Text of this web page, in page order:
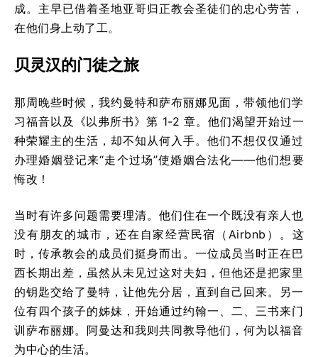
成。主早已借着圣地亚哥归正教会圣徒们的忠心劳苦，
在他们身上动了工。
贝灵汉的门徒之旅
那周晚些时候，我约曼特和萨布丽娜见面，带领他们学
习福音以及《以弗所书》第 1-2 章。他们渴望开始过一
种荣耀主的生活，却不知从何入手。他们不想仅仅通过
办理婚姻登记来“走个过场”使婚姻合法化——他们想要
悔改！
当时有许多问题需要理清。他们住在一个既没有亲人也
没有朋友的城市，还在自家经营民宿（Airbnb）。这
时，传承教会的成员们挺身而出。一位成员当时正在巴
西长期出差，虽然从未见过这对夫妇，但他还是把家里
的钥匙交给了曼特，让他先分居，直到自己回来。另一
位有四个孩子的姊妹，开始通过约翰一、二、三书来门
训萨布丽娜。阿曼达和我则共同教导他们，何为以福音
为中心的生活。